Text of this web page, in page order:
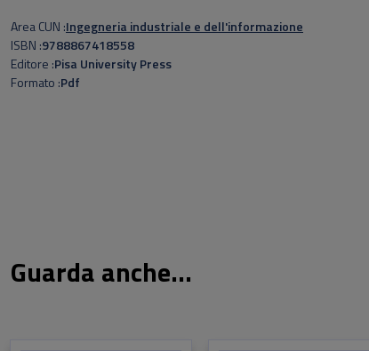
Area CUN Ingegneria industriale e dell'informazione
ISBN 9788867418558
Editore Pisa University Press
Formato Pdf
Guarda anche...